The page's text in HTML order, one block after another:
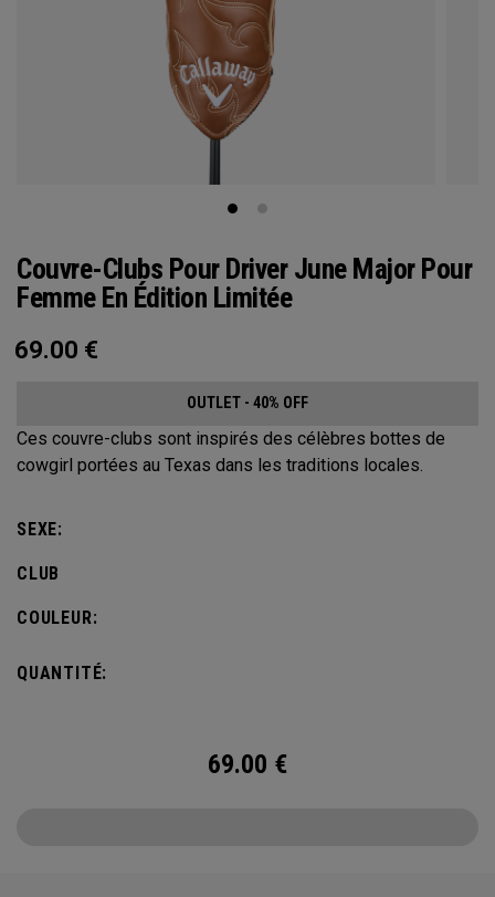
Couvre-Clubs Pour Driver June Major Pour
Femme En Édition Limitée
69.00 €
OUTLET - 40% OFF
Ces couvre-clubs sont inspirés des célèbres bottes de
cowgirl portées au Texas dans les traditions locales.
SEXE:
CLUB
COULEUR:
QUANTITÉ:
69.00 €